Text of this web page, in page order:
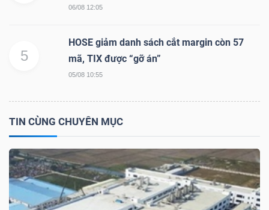
06/08 12:05
5
HOSE giảm danh sách cắt margin còn 57
mã, TIX được “gỡ án”
05/08 10:55
TIN CÙNG CHUYÊN MỤC